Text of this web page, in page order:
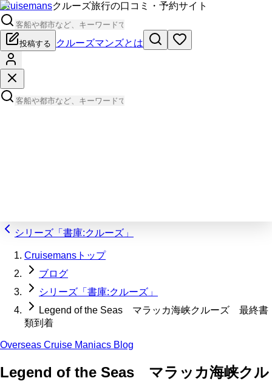
Cruisemansクルーズ旅行の口コミ・予約サイト
投稿する クルーズマンズとは
シリーズ「書庫:クルーズ」
Cruisemansトップ
ブログ
シリーズ「書庫:クルーズ」
Legend of the Seas マラッカ海峡クルーズ 最終書
類到着
Overseas Cruise Maniacs Blog
Legend of the Seas マラッカ海峡クル